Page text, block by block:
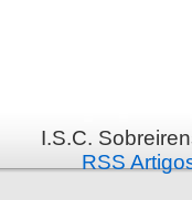
I.S.C.
RSS